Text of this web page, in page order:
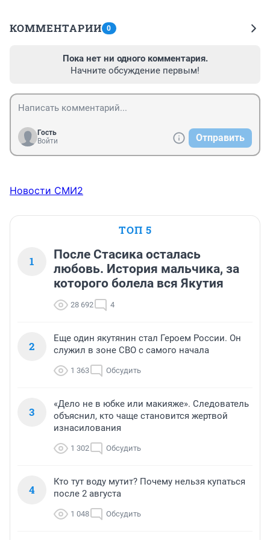
КОММЕНТАРИИ 0
Пока нет ни одного комментария.
Начните обсуждение первым!
Гость
Войти
Отправить
Новости СМИ2
ТОП 5
1
После Стасика осталась
любовь. История мальчика, за
которого болела вся Якутия
28 692 4
2
Еще один якутянин стал Героем России. Он
служил в зоне СВО с самого начала
1 363 Обсудить
3
«Дело не в юбке или макияже». Следователь
объяснил, кто чаще становится жертвой
изнасилования
1 302 Обсудить
4
Кто тут воду мутит? Почему нельзя купаться
после 2 августа
1 048 Обсудить